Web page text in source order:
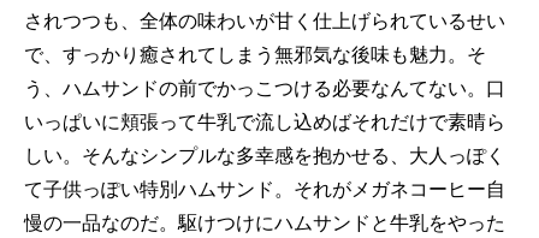
されつつも、全体の味わいが甘く仕上げられているせい
で、すっかり癒されてしまう無邪気な後味も魅力。そ
う、ハムサンドの前でかっこつける必要なんてない。口
いっぱいに頬張って牛乳で流し込めばそれだけで素晴ら
しい。そんなシンプルな多幸感を抱かせる、大人っぽく
て子供っぽい特別ハムサンド。それがメガネコーヒー自
慢の一品なのだ。駆けつけにハムサンドと牛乳をやった